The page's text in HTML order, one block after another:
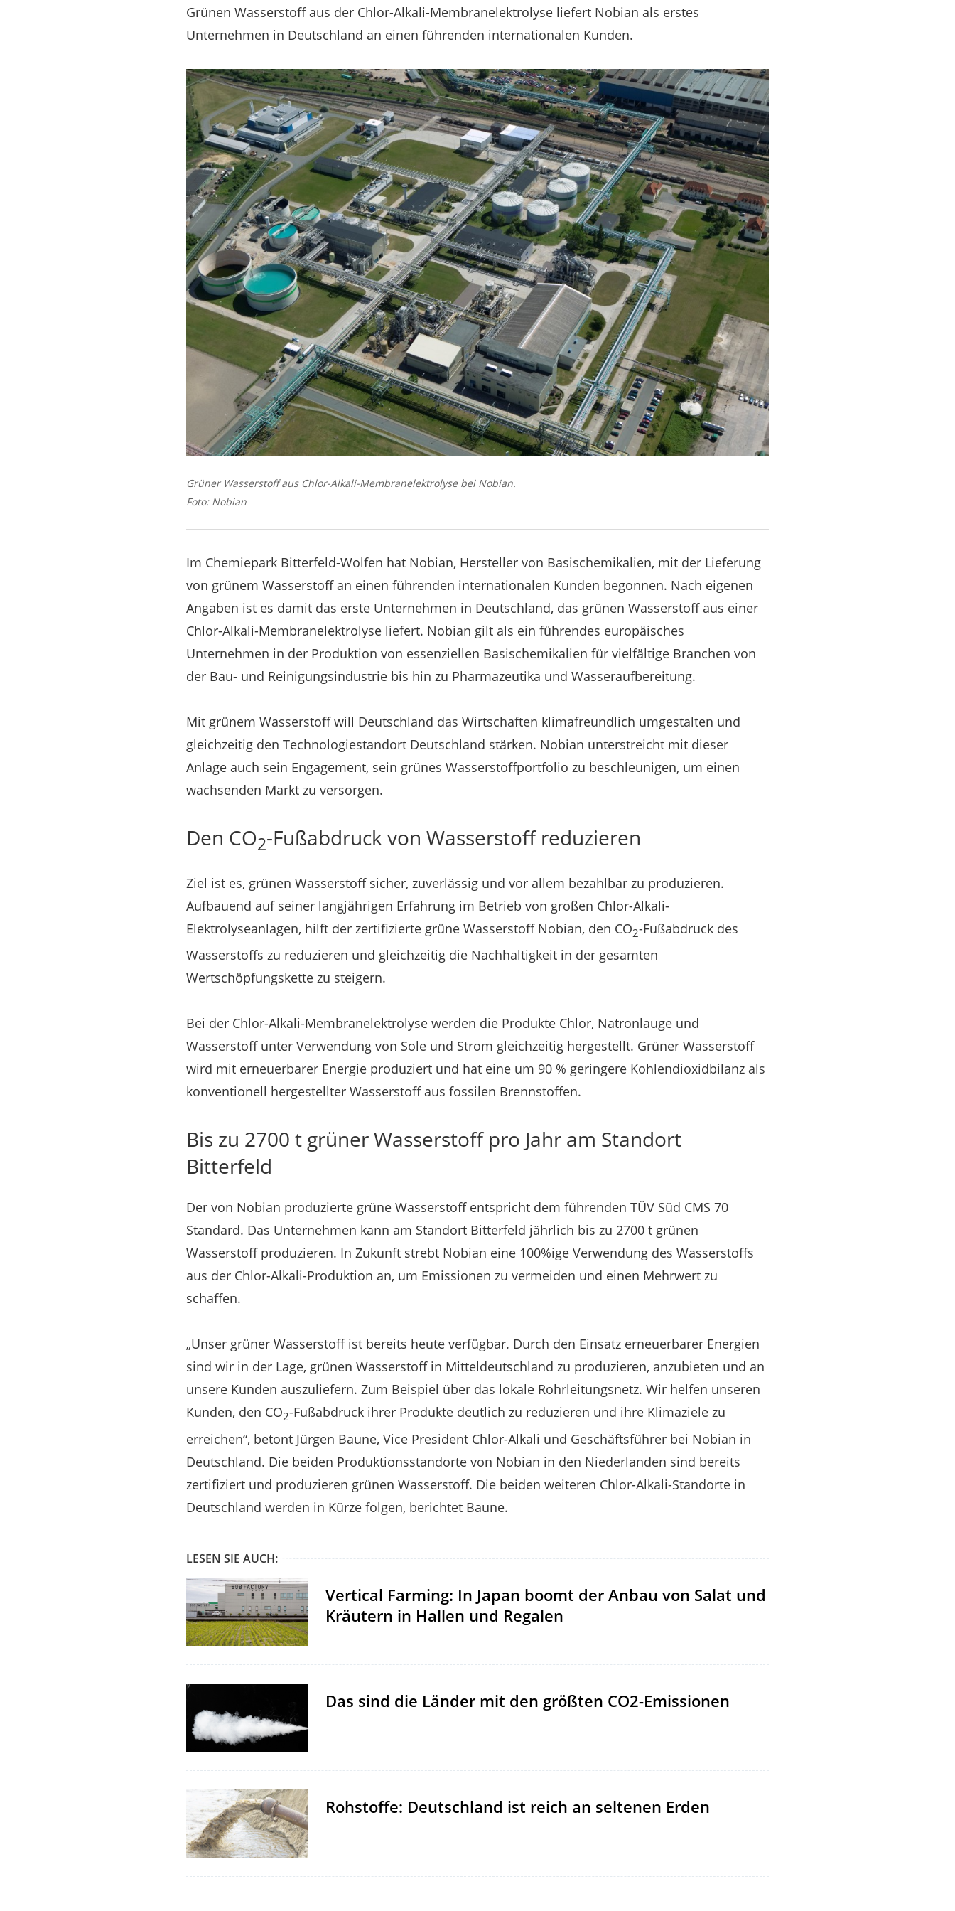
Grünen Wasserstoff aus der Chlor-Alkali-Membranelektrolyse liefert Nobian als erstes
Unternehmen in Deutschland an einen führenden internationalen Kunden.
Grüner Wasserstoff aus Chlor-Alkali-Membranelektrolyse bei Nobian.
Foto: Nobian
Im Chemiepark Bitterfeld-Wolfen hat Nobian, Hersteller von Basischemikalien, mit der Lieferung
von grünem Wasserstoff an einen führenden internationalen Kunden begonnen. Nach eigenen
Angaben ist es damit das erste Unternehmen in Deutschland, das grünen Wasserstoff aus einer
Chlor-Alkali-Membranelektrolyse liefert. Nobian gilt als ein führendes europäisches
Unternehmen in der Produktion von essenziellen Basis­chemikalien für vielfältige Branchen von
der Bau- und Reinigungsindustrie bis hin zu Pharmazeutika und Wasseraufbereitung.
Mit grünem Wasserstoff will Deutschland das Wirtschaften klimafreundlich umgestalten und
gleichzeitig den Technologiestandort Deutschland stärken. Nobian unterstreicht mit dieser
Anlage auch sein Engagement, sein grünes Wasserstoffportfolio zu beschleunigen, um einen
wachsenden Markt zu versorgen.
Den CO2-Fußabdruck von Wasserstoff reduzieren
Ziel ist es, grünen Wasserstoff sicher, zuverlässig und vor allem bezahlbar zu produzieren.
Aufbauend auf seiner langjährigen Erfahrung im Betrieb von großen Chlor-Alkali-
Elektrolyseanlagen, hilft der zertifizierte grüne Wasserstoff Nobian, den CO2-Fußabdruck des
Wasserstoffs zu reduzieren und gleichzeitig die Nachhaltigkeit in der gesamten
Wertschöpfungskette zu steigern.
Bei der Chlor-Alkali-Membranelektrolyse werden die Produkte Chlor, Natronlauge und
Wasserstoff unter Verwendung von Sole und Strom gleichzeitig hergestellt. Grüner Wasserstoff
wird mit erneuerbarer Energie produziert und hat eine um 90 % geringere Kohlendioxidbilanz als
konventionell hergestellter Wasserstoff aus fossilen Brennstoffen.
Bis zu 2700 t grüner Wasserstoff pro Jahr am Standort
Bitterfeld
Der von Nobian produzierte grüne Wasserstoff entspricht dem führenden TÜV Süd CMS 70
Standard. Das Unternehmen kann am Standort Bitterfeld jährlich bis zu 2700 t grünen
Wasserstoff produzieren. In Zukunft strebt Nobian eine 100%ige Verwendung des Wasserstoffs
aus der Chlor-Alkali-Produktion an, um Emissionen zu vermeiden und einen Mehrwert zu
schaffen.
„Unser grüner Wasserstoff ist bereits heute verfügbar. Durch den Einsatz erneuerbarer Energien
sind wir in der Lage, grünen Wasserstoff in Mitteldeutschland zu produzieren, anzubieten und an
unsere Kunden auszuliefern. Zum Beispiel über das lokale Rohrleitungsnetz. Wir helfen unseren
Kunden, den CO2-Fußabdruck ihrer Produkte deutlich zu reduzieren und ihre Klimaziele zu
erreichen“, betont Jürgen Baune, Vice President Chlor-Alkali und Geschäftsführer bei Nobian in
Deutschland. Die beiden Produktionsstandorte von Nobian in den Niederlanden sind bereits
zertifiziert und produzieren grünen Wasserstoff. Die beiden weiteren Chlor-Alkali-Standorte in
Deutschland werden in Kürze folgen, berichtet Baune.
LESEN SIE AUCH:
Vertical Farming: In Japan boomt der Anbau von Salat und
Kräutern in Hallen und Regalen
Das sind die Länder mit den größten CO2-Emissionen
Rohstoffe: Deutschland ist reich an seltenen Erden